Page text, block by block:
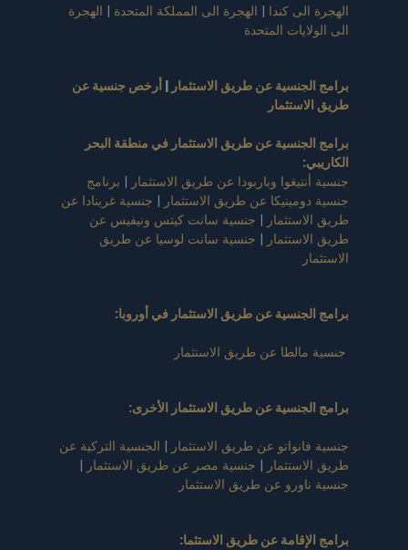
الهجرة الى كندا | الهجرة الى المملكة المتحدة | الهجرة
الى الولايات المتحدة
برامج الجنسية عن طريق الاستثمار | أرخص جنسية عن
طريق الاستثمار
برامج الجنسية عن طريق الاستثمار في منطقة البحر
الكاريبي:
جنسية أنتيغوا وباربودا عن طريق الاستثمار | برنامج
جنسية دومينيكا عن طريق الاستثمار | جنسية غرينادا عن
طريق الاستثمار | جنسية سانت كيتس ونيفيس عن
طريق الاستثمار | جنسية سانت لوسيا عن طريق
الاستثمار
برامج الجنسية عن طريق الاستثمار في أوروبا:
جنسية مالطا عن طريق الاستثمار
برامج الجنسية عن طريق الاستثمار الأخرى:
جنسية فانواتو عن طريق الاستثمار | الجنسية التركية عن
طريق الاستثمار | جنسية مصر عن طريق الاستثمار |
جنسية ناورو عن طريق الاستثمار
برامج الإقامة عن طريق الاستثما: